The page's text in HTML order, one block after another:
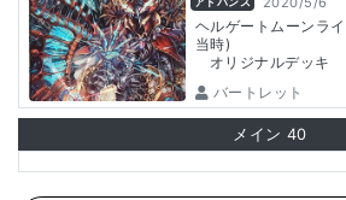
ヘルゲートムーンラ
当時)
オリジナルデッキ
バートレット
メイン 40